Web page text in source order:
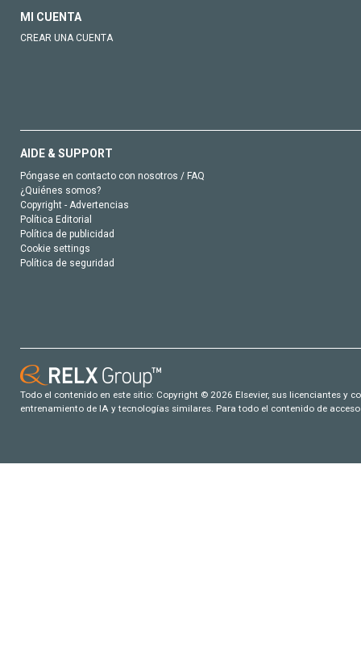
MI CUENTA
CREAR UNA CUENTA
AIDE & SUPPORT
Póngase en contacto con nosotros / FAQ
¿Quiénes somos?
Copyright - Advertencias
Política Editorial
Política de publicidad
Cookie settings
Política de seguridad
Todo el contenido en este sitio: Copyright © 2026 Elsevier, sus licenciantes y
entrenamiento de IA y tecnologías similares. Para todo el contenido de